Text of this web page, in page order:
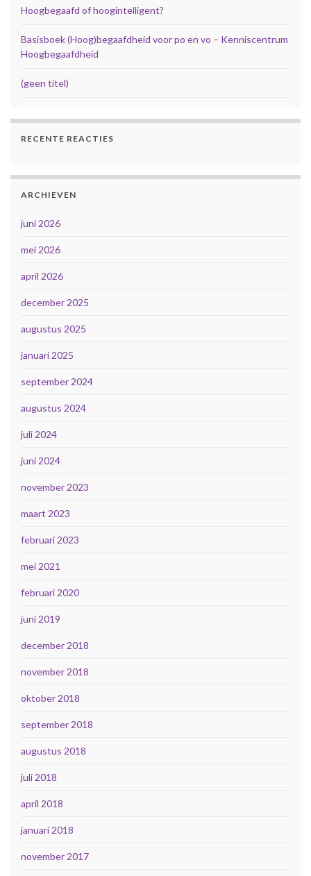
Hoogbegaafd of hoogintelligent?
Basisboek (Hoog)begaafdheid voor po en vo – Kenniscentrum
Hoogbegaafdheid
(geen titel)
RECENTE REACTIES
ARCHIEVEN
juni 2026
mei 2026
april 2026
december 2025
augustus 2025
januari 2025
september 2024
augustus 2024
juli 2024
juni 2024
november 2023
maart 2023
februari 2023
mei 2021
februari 2020
juni 2019
december 2018
november 2018
oktober 2018
september 2018
augustus 2018
juli 2018
april 2018
januari 2018
november 2017